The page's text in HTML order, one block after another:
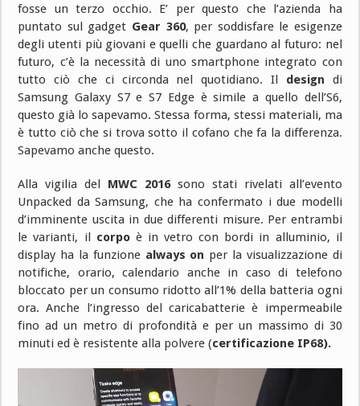
fosse un terzo occhio. E’ per questo che l’azienda ha
puntato sul gadget Gear 360, per soddisfare le esigenze
degli utenti più giovani e quelli che guardano al futuro: nel
futuro, c’è la necessità di uno smartphone integrato con
tutto ciò che ci circonda nel quotidiano. Il design di
Samsung Galaxy S7 e S7 Edge è simile a quello dell’S6,
questo già lo sapevamo. Stessa forma, stessi materiali, ma
è tutto ciò che si trova sotto il cofano che fa la differenza.
Sapevamo anche questo.
Alla vigilia del MWC 2016sono stati rivelati all’evento
Unpacked da Samsung, che ha confermato i due modelli
d’imminente uscita in due differenti misure. Per entrambi
le varianti, il corpoè in vetro con bordi in alluminio, il
display ha la funzione always on per la visualizzazione di
notifiche, orario, calendario anche in caso di telefono
bloccato per un consumo ridotto all’1% della batteria ogni
ora. Anche l’ingresso del caricabatterie è impermeabile
fino ad un metro di profondità e per un massimo di 30
minuti ed è resistente alla polvere (certificazione IP68).